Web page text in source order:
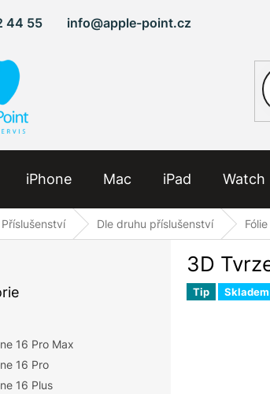
44 55 info@apple-point.cz
iPhone Mac iPad Watch
Příslušenství Dle druhu příslušenství
16 Pro Max
16 Pro
16 Plus
3D
Tip Skladem